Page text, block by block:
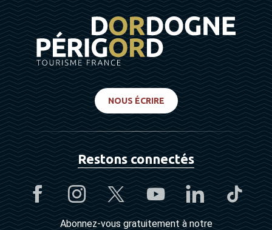
NOUS ÉCRIRE
Restons connectés
Abonnez-vous gratuitement à notre